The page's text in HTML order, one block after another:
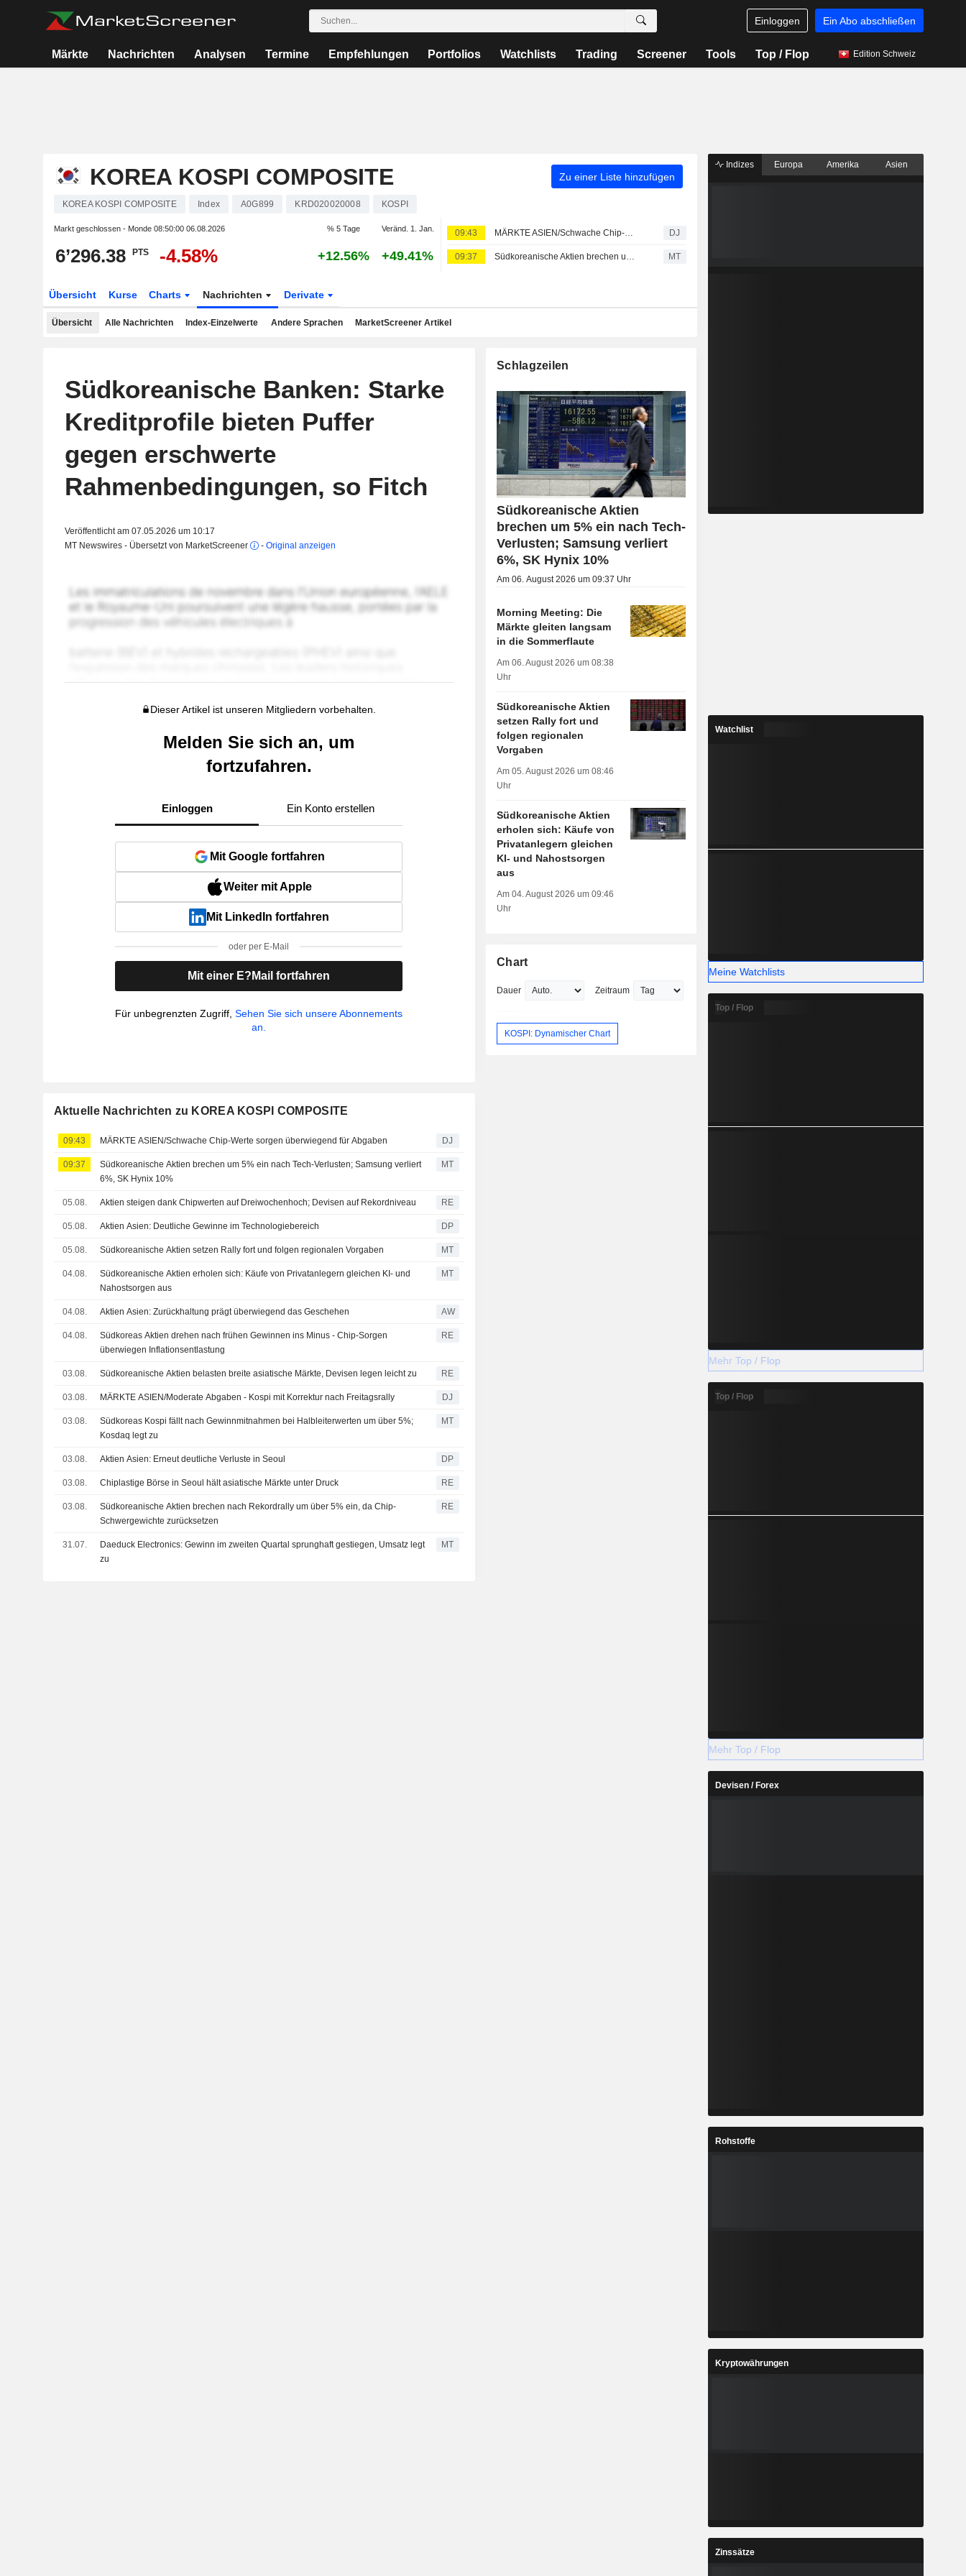
Einloggen Ein Abo abschließen
Märkte Nachrichten Analysen Termine Empfehlungen Portfolios Watchlists Trading Screener Tools Top / Flop Edition Schweiz
KOREA KOSPI COMPOSITE Zu einer Liste hinzufügen
KOREA KOSPI COMPOSITE Index A0G899 KRD020020008 KOSPI
Markt geschlossen - Monde 08:50:00 06.08.2026 % 5 Tage Veränd. 1. Jan.
6’296.38 PTS -4.58% +12.56% +49.41%
09:43 MÄRKTE ASIEN/Schwache Chip-Werte sorgen überwiegend für Abgaben DJ
09:37 Südkoreanische Aktien brechen um 5% ein nach Tech-Verlusten; Samsung verliert 6%, SK Hynix 10% MT
Übersicht Kurse Charts Nachrichten Derivate
Übersicht Alle Nachrichten Index-Einzelwerte Andere Sprachen MarketScreener Artikel
Südkoreanische Banken: Starke
Kreditprofile bieten Puffer
gegen erschwerte
Rahmenbedingungen, so Fitch
Veröffentlicht am 07.05.2026 um 10:17
MT Newswires - Übersetzt von MarketScreener
- Original anzeigen
Dieser Artikel ist unseren Mitgliedern vorbehalten.
Melden Sie sich an, um
fortzufahren.
Einloggen Ein Konto erstellen
Mit Google fortfahren
Weiter mit Apple
Mit LinkedIn fortfahren
oder per E-Mail
Mit einer E?Mail fortfahren
Für unbegrenzten Zugriff,Sehen Sie sich unsere Abonnements
an.
Aktuelle Nachrichten zu KOREA KOSPI COMPOSITE
09:43 MÄRKTE ASIEN/Schwache Chip-Werte sorgen überwiegend für Abgaben DJ
09:37
Südkoreanische Aktien brechen um 5% ein nach Tech-Verlusten; Samsung verliert
6%, SK Hynix 10%
MT
05.08. Aktien steigen dank Chipwerten auf Dreiwochenhoch; Devisen auf Rekordniveau RE
05.08. Aktien Asien: Deutliche Gewinne im Technologiebereich DP
05.08. Südkoreanische Aktien setzen Rally fort und folgen regionalen Vorgaben MT
04.08.
Südkoreanische Aktien erholen sich: Käufe von Privatanlegern gleichen KI- und
Nahostsorgen aus
MT
04.08. Aktien Asien: Zurückhaltung prägt überwiegend das Geschehen AW
04.08.
Südkoreas Aktien drehen nach frühen Gewinnen ins Minus - Chip-Sorgen
überwiegen Inflationsentlastung
RE
03.08. Südkoreanische Aktien belasten breite asiatische Märkte, Devisen legen leicht zu RE
03.08. MÄRKTE ASIEN/Moderate Abgaben - Kospi mit Korrektur nach Freitagsrally DJ
03.08.
Südkoreas Kospi fällt nach Gewinnmitnahmen bei Halbleiterwerten um über 5%;
Kosdaq legt zu
MT
03.08. Aktien Asien: Erneut deutliche Verluste in Seoul DP
03.08. Chiplastige Börse in Seoul hält asiatische Märkte unter Druck RE
03.08.
Südkoreanische Aktien brechen nach Rekordrally um über 5% ein, da Chip-
Schwergewichte zurücksetzen
RE
31.07.
Daeduck Electronics: Gewinn im zweiten Quartal sprunghaft gestiegen, Umsatz legt
zu
MT
Schlagzeilen
Südkoreanische Aktien
brechen um 5% ein nach Tech-
Verlusten; Samsung verliert
6%, SK Hynix 10%
Am 06. August 2026 um 09:37 Uhr
Morning Meeting: Die
Märkte gleiten langsam
in die Sommerflaute
Am 06. August 2026 um 08:38
Uhr
Südkoreanische Aktien
setzen Rally fort und
folgen regionalen
Vorgaben
Am 05. August 2026 um 08:46
Uhr
Südkoreanische Aktien
erholen sich: Käufe von
Privatanlegern gleichen
KI- und Nahostsorgen
aus
Am 04. August 2026 um 09:46
Uhr
Chart
Dauer Zeitraum
KOSPI: Dynamischer Chart
Indizes Europa Amerika Asien
Watchlist
Meine Watchlists
Top / Flop
Mehr Top / Flop
Top / Flop
Mehr Top / Flop
Devisen / Forex
Rohstoffe
Kryptowährungen
Zinssätze